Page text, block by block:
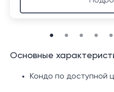
Основные
Кондо по доступной